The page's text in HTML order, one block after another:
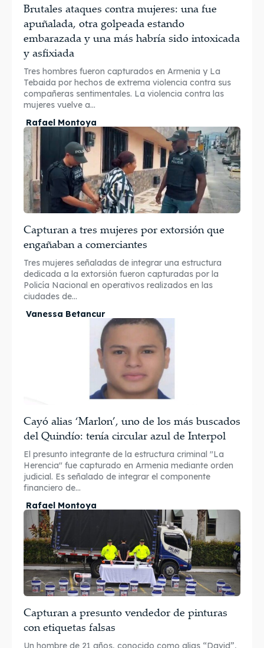
Brutales ataques contra mujeres: una fue
apuñalada, otra golpeada estando
embarazada y una más habría sido intoxicada
y asfixiada
Tres hombres fueron capturados en Armenia y La
Tebaida por hechos de extrema violencia contra sus
compañeras sentimentales. La violencia contra las
mujeres vuelve a...
Rafael Montoya
Capturan a tres mujeres por extorsión que
engañaban a comerciantes
Tres mujeres señaladas de integrar una estructura
dedicada a la extorsión fueron capturadas por la
Policía Nacional en operativos realizados en las
ciudades de...
Vanessa Betancur
Cayó alias ‘Marlon’, uno de los más buscados
del Quindío: tenía circular azul de Interpol
El presunto integrante de la estructura criminal "La
Herencia" fue capturado en Armenia mediante orden
judicial. Es señalado de integrar el componente
financiero de...
Rafael Montoya
Capturan a presunto vendedor de pinturas
con etiquetas falsas
Un hombre de 21 años, conocido como alias “David”,